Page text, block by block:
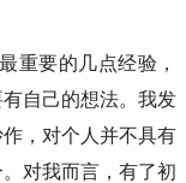
要的几点经验，
自己的想法。我发
，对个人并不具有
对我而言，有了初